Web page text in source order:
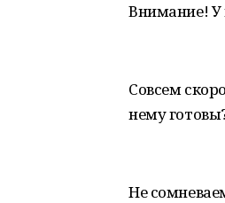
Внимание! У
Совсем
нему
Не